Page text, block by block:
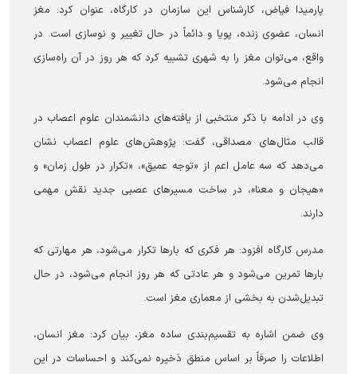
پارمیدا فیاض، کارشناس این سازمان در کارگاه، عنوان کرد: مغز
انسان، عضوی زنده، پویا و دائماً در حال تغییر و نوسازی است. در
واقع، می‌توان مغز را به شهری تشبیه کرد که هر روز در آن راه‌سازی
انجام می‌شود.
وی در ادامه با ذکر منتخبی از یافته‌های دانشمندان علوم اعصاب در
قالب مثال‌های مصداقی، گفت: پژوهش‌های علوم اعصاب نشان
می‌دهد که سه عامل اعم از «توجه عمیق»، «تکرار در طول زمان» و
«هیجان و معنا»، در ساخت مسیر‌های عصبی جدید نقش مهمی
دارند.
مدرس کارگاه افزود: هر فکری که بار‌ها تکرار می‌شود، هر مهارتی که
بار‌ها تمرین می‌شود و هر عادتی که هر روز انجام می‌شود، در حال
تبدیل‌شدن به بخشی از معماری مغز است.
وی ضمن اشاره به تقسیم‌بندی ساده مغز، بیان کرد: مغز انسان،
اطلاعات را صرفاً بر اساس منطق ذخیره نمی‌کند و احساسات در این